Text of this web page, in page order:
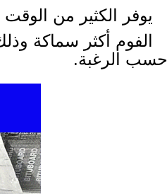
يوفر الكثير من الوقت
الفوم أكثر سماكة
حسب الرغبة.